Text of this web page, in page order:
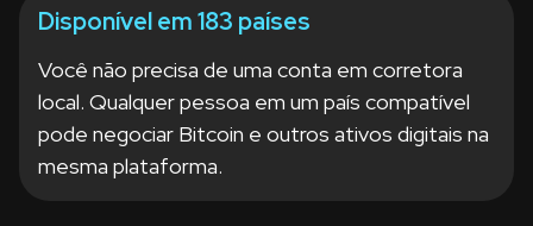
Disponível em 183 países
Você não precisa de uma conta em corretora
local. Qualquer pessoa em um país compatível
pode negociar Bitcoin e outros ativos digitais na
mesma plataforma.